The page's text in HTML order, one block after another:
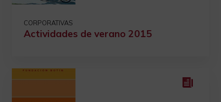
CORPORATIVAS
Actividades de verano 2015